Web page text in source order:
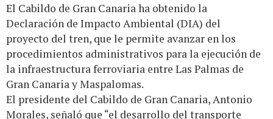
El Cabildo de Gran Canaria ha obtenido la
Declaración de Impacto Ambiental (DIA) del
proyecto del tren, que le permite avanzar en los
procedimientos administrativos para la ejecución de
la infraestructura ferroviaria entre Las Palmas de
Gran Canaria y Maspalomas.
El presidente del Cabildo de Gran Canaria, Antonio
Morales, señaló que “el desarrollo del transporte